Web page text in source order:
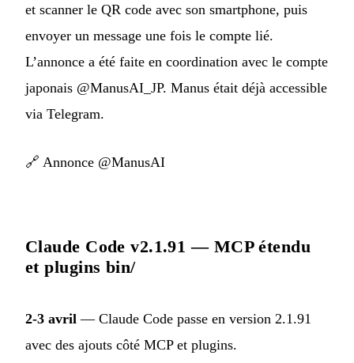
et scanner le QR code avec son smartphone, puis
envoyer un message une fois le compte lié.
L’annonce a été faite en coordination avec le compte
japonais @ManusAI_JP. Manus était déjà accessible
via Telegram.
🔗 Annonce @ManusAI
Claude Code v2.1.91 — MCP étendu
et plugins bin/
2-3 avril — Claude Code passe en version 2.1.91
avec des ajouts côté MCP et plugins.